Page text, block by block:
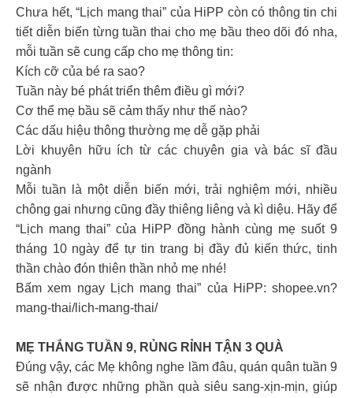
Chưa hết, “Lịch mang thai” của HiPP còn có thông tin chi
tiết diễn biến từng tuần thai cho mẹ bầu theo dõi đó nha,
mỗi tuần sẽ cung cấp cho mẹ thông tin:
Kích cỡ của bé ra sao?
Tuần này bé phát triển thêm điều gì mới?
Cơ thể mẹ bầu sẽ cảm thấy như thế nào?
Các dấu hiệu thông thường mẹ dễ gặp phải
Lời khuyên hữu ích từ các chuyên gia và bác sĩ đầu
ngành
Mỗi tuần là một diễn biến mới, trải nghiệm mới, nhiều
chông gai nhưng cũng đầy thiêng liêng và kì diệu. Hãy để
“Lịch mang thai” của HiPP đồng hành cùng mẹ suốt 9
tháng 10 ngày để tự tin trang bị đầy đủ kiến thức, tinh
thần chào đón thiên thần nhỏ mẹ nhé!
Bấm xem ngay Lịch mang thai” của HiPP: shopee.vn?
mang-thai/lich-mang-thai/
MẸ THẮNG TUẦN 9, RỦNG RỈNH TẬN 3 QUÀ
Đúng vậy, các Mẹ không nghe lầm đâu, quán quân tuần 9
sẽ nhận được những phần quà siêu sang-xịn-mịn, giúp